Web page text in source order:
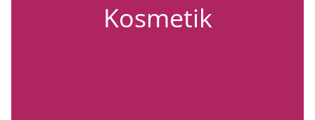
Kosmetik